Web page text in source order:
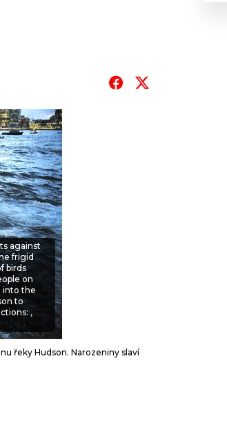
against
frigid
birds
on
into the
to
,
řeky Hudson. Narozeniny slaví